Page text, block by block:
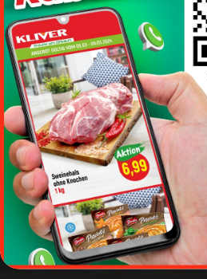
Super nettes Personal top
zufrieden
Load more